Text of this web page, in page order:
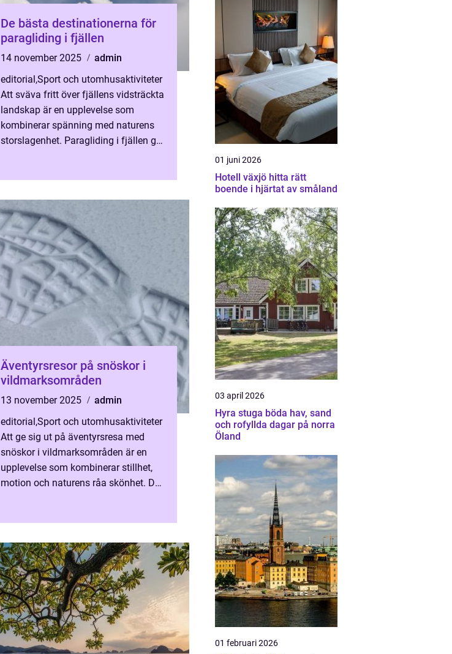
De bästa destinationerna för
paragliding i fjällen
14 november 2025
admin
editorial,Sport och utomhusaktiviteter
Att sväva fritt över fjällens vidsträckta
landskap är en upplevelse som
kombinerar spänning med naturens
storslagenhet. Paragliding i fjällen ger
Äventyrsresor på snöskor i
vildmarksområden
13 november 2025
admin
editorial,Sport och utomhusaktiviteter
Att ge sig ut på äventyrsresa med
snöskor i vildmarksområden är en
upplevelse som kombinerar stillhet,
motion och naturens råa skönhet. Det
01 juni 2026
Hotell växjö hitta rätt
boende i hjärtat av småland
03 april 2026
Hyra stuga böda hav, sand
och rofyllda dagar på norra
Öland
01 februari 2026